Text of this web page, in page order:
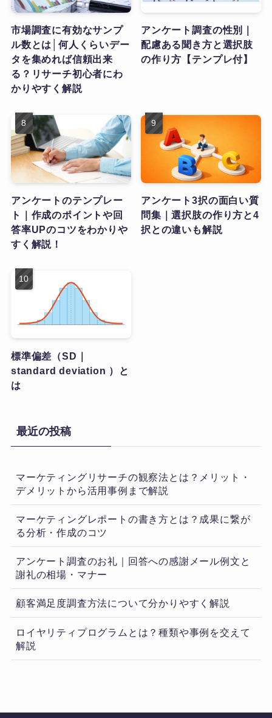
市場調査に有効なサンプ
ル数とは│何人くらいデー
タを集めれば信頼出来
る？リサーチ初心者にわ
かりやすく解説
アンケート調査の性別｜
配慮ある聞き方と選択肢
の作り方【テンプレ付】
アンケートのテンプレー
ト｜作成のポイントや回
答率UPのコツをわかりや
すく解説！
アンケート3択の面白い質
問集｜選択肢の作り方と4
択との違いも解説
標準偏差（SD｜
standard deviation ）と
は
最近の投稿
マーケティングリサーチの観察法とは？メリット・
デメリットから活用事例まで解説
マーケティングレポートの書き方とは？成果に繋が
る分析・作成のコツ
アンケート調査のお礼｜回答への感謝メール例文と
謝礼の相場・マナー
顧客満足度調査方法について分かりやすく解説
ロイヤリティプログラムとは？種類や事例を交えて
解説